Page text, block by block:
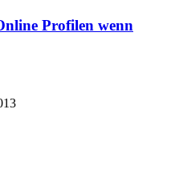
Profilen wenn